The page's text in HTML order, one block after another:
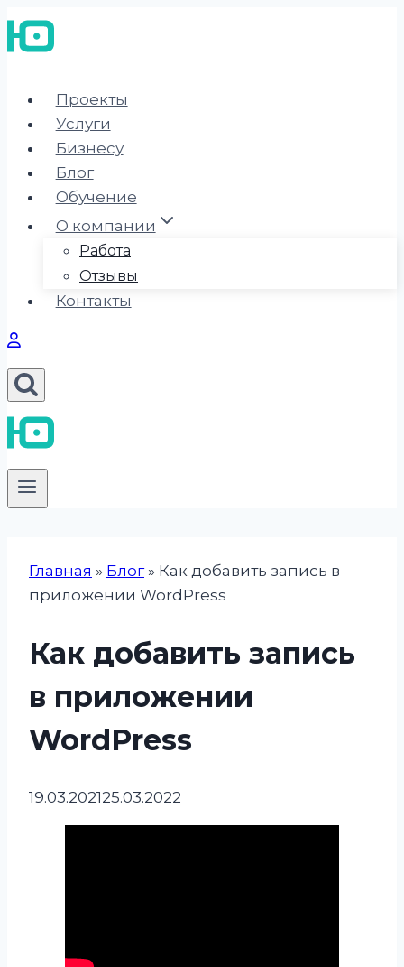
Перейти
к
Проекты
Услуги
Бизнесу
Блог
Обучение
О компании
Работа
Отзывы
Контакты
Главная » Блог» Как добавить запись в
приложении WordPress
Как добавить запись
в приложении
WordPress
19.03.202125.03.2022